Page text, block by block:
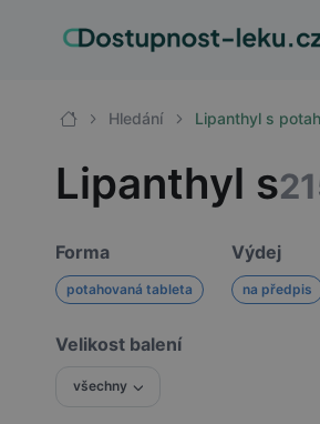
Hledání Lipanthyl s
Lipanthyl s
Forma
potahovaná tableta
Výdej
na předpis
Velikost balení
všechny